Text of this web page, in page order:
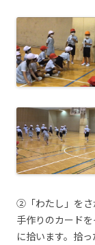
②「わたし」をさ
手作りのカード
に拾います。拾